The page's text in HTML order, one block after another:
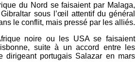
du Nord se faisaient par Malaga,
sous l’œil attentif du général
le conflit, mais pressé par les alliés.
noire ou les USA se faisaient
suite à un accord entre les
dirigeant portugais Salazar en mars